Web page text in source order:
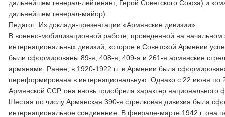
дальнейшем генерал-лейтенант, Герой Советского Союза) и
дальнейшем генерал-майор).
Педагог: Из доклада-презентации «Армянские дивизии»
В военно-мобилизационной работе, проведенной на
интернациональных дивизий, которое в Советской Армении
были сформированы 89-я, 408-я, 409-я и 261-я армянские
армянами. Ранее, в 1920-1922 гг. в Армении была
переформирована в интернациональную. Однако с 22 июня по
Армянской ССР, она вновь приобрела характер
Шестая по числу Армянская 390-я стрелковая дивизия была
интернациональное соединение. В феврале-марте 1942 г.